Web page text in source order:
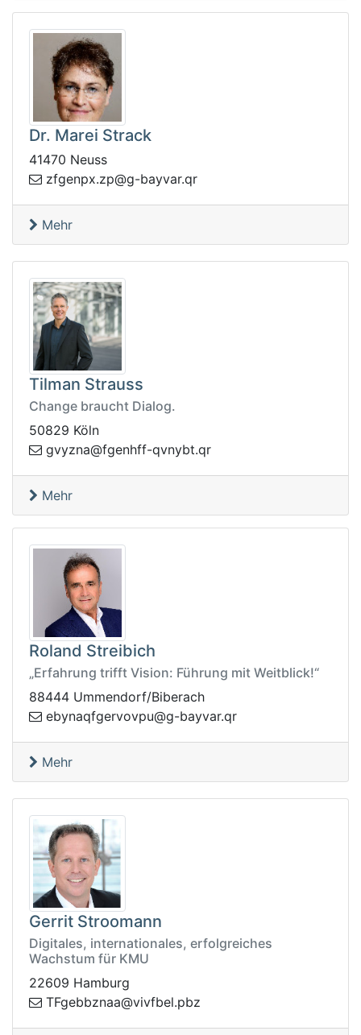
Dr. Marei Strack
41470 Neuss
rq.ravya
b-g@pz.xpnegfz
Mehr
Tilman Strauss
Change braucht Dialog.
50829 Köln
rq.tbynv
q-ffhnegf@anzyvg
Mehr
Roland Streibich
„Erfahrung trifft Vision: Führung mit Weitblick!“
88444 Ummendorf/Biberach
rq.rav
yab-g@upvovregfqanybe
Mehr
Gerrit Stroomann
Digitales, internationales, erfolgreiches
Wachstum für KMU
22609 Hamburg
zbp
.lebfviv@aanzbbegFT